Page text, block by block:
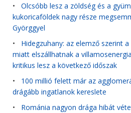
• Olcsóbb lesz a zöldség és a
kukoricaföldek nagy része
Györggyel
• Hidegzuhany: az elemző szerint
miatt elszállhatnak a
kritikus lesz a következő időszak
• 100 millió felett már az
drágább ingatlanok kereslete
• Románia nagyon drága hibát